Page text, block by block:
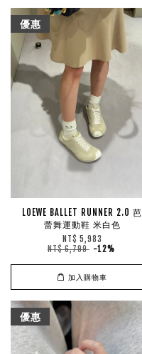
優惠
LOEWE BALLET RUNNER 2.0 芭
蕾舞運動鞋 米白色
NT$ 5,983
NT$ 6,799 -12%
加入購物車
優惠